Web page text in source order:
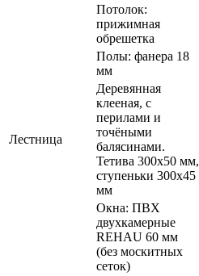
Потолок:
прижимная
обрешетка
Полы: фанера 18
мм
Лестница
Деревянная
клееная, с
перилами и
точёными
балясинами.
Тетива 300х50 мм,
ступеньки 300х45
мм
Окна: ПВХ
двухкамерные
REHAU 60 мм
(без москитных
сеток)